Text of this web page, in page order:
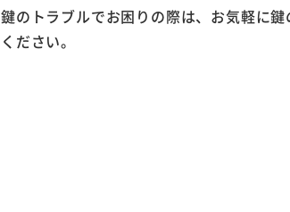
鍵のトラブルでお困りの際は、お気軽に
ください。